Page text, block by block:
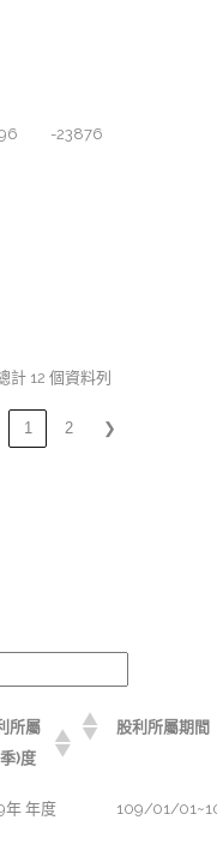
-23876
計 12 個資料列
1 2 ❯
所屬
)度
股利所屬期間
年 年度 109/01/